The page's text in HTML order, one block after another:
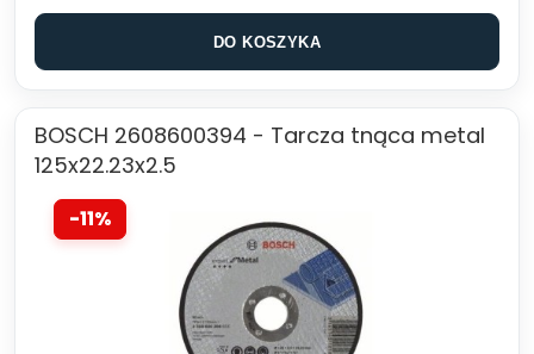
DO KOSZYKA
BOSCH 2608600394 - Tarcza tnąca metal
125x22.23x2.5
-11%